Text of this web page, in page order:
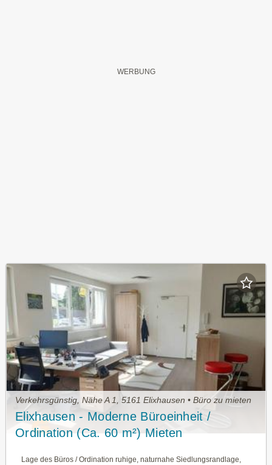
Verkehrsgünstig, Nähe A 1, 5161 Elixhausen • Büro zu mieten
Elixhausen - Moderne Büroeinheit /
Ordination (Ca. 60 m²) Mieten
Lage des Büros / Ordination ruhige, naturnahe Siedlungsrandlage,